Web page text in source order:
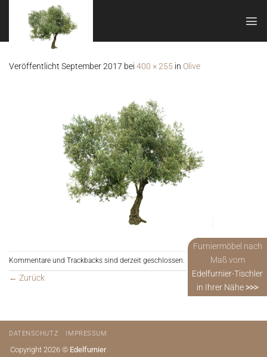
springen
Veröffentlicht September 2017 bei 400 × 255 in Olive
Kommentare und Trackbacks sind derzeit geschlossen.
← Zurück
DATENSCHUTZ IMPRESSUM
Copyright 2026 © Edelfurnier
Furniermöbel nach
Maß vom
Edelfurnier-Tischler
in Ihrer Nähe >>>